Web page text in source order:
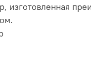
изготовленная